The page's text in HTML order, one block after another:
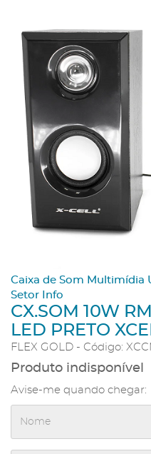
Caixa de Som Multimídia
Setor Info
CX.SOM 10W
LED PRETO
FLEX GOLD - Código:
Produto indisponível
Avise-me quando chegar: